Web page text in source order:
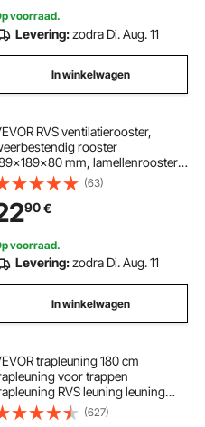
voorraad.
Levering:zodra Di. Aug. 11
In winkelwagen
RVS ventilatierooster,
rooster
mm, lamellenrooster
met geluiddempende rubberen
afzuigrooster voor thuis,
garage, keuken, kelder (1
zilver)
(63)
90€
voorraad.
Levering:zodra Di. Aug. 11
In winkelwagen
trapleuning 180 cm
voor trappen
RVS leuning leuning
entreeleuning fraai vormgegeven
(627)